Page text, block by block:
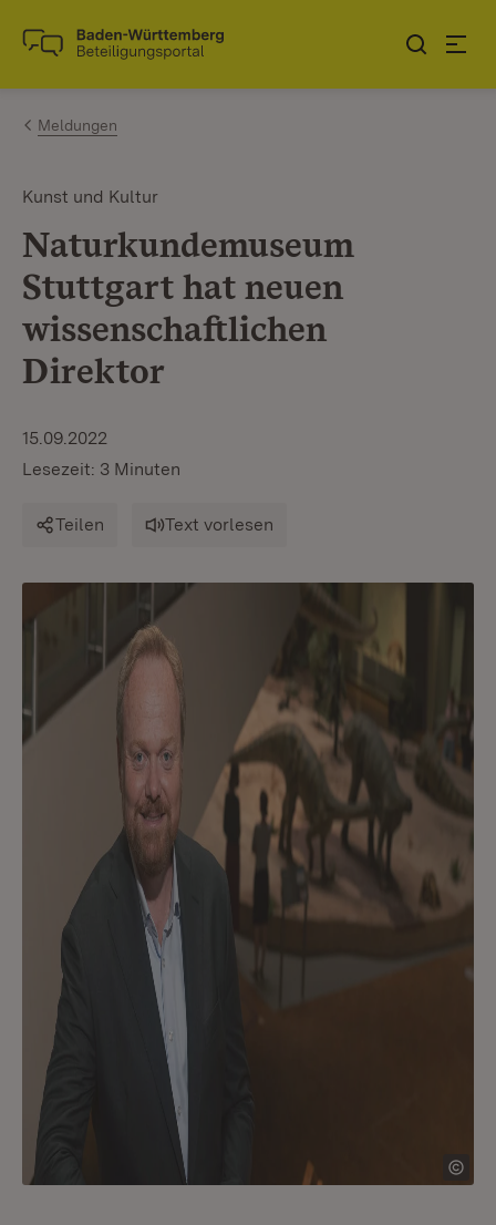
Zum Inhalt springen
Link zur Startseite
Meldungen
Kunst und Kultur
Naturkundemuseum
Stuttgart hat neuen
wissenschaftlichen
Direktor
15.09.2022
Lesezeit: 3 Minuten
Teilen Text vorlesen